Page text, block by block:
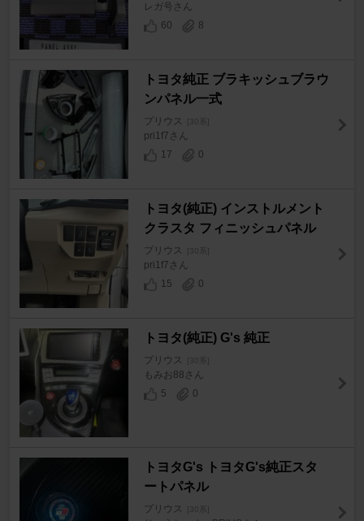
レガ号さん
60
8
トヨタ純正 ブラキッシュブラウ
ンパネル一式
プリウス
pri1f7さん
17
0
トヨタ(純正) インストルメント
クラスタ フィニッシュパネル
プリウス
pri1f7さん
15
0
トヨタ(純正) G's 純正
プリウス
もみお88さん
5
0
トヨタG's トヨタG's純正スタ
ートパネル
プリウス